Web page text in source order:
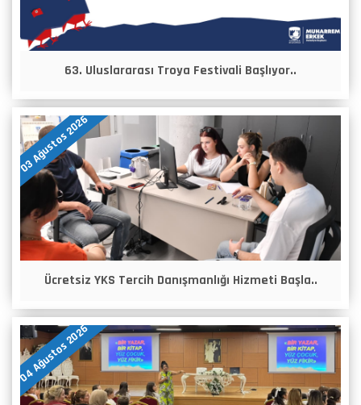
63. Uluslararası Troya Festivali Başlıyor..
03 Ağustos 2026
Ücretsiz YKS Tercih Danışmanlığı Hizmeti Başla..
04 Ağustos 2026